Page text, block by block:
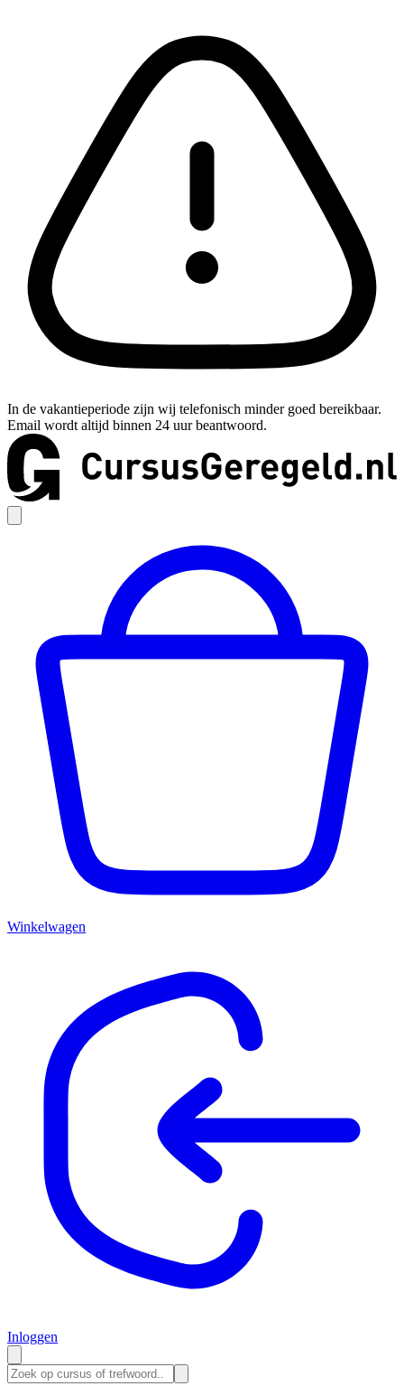
In de vakantieperiode zijn wij telefonisch minder goed bereikbaar.
Email wordt altijd binnen 24 uur beantwoord.
Winkelwagen
Inloggen